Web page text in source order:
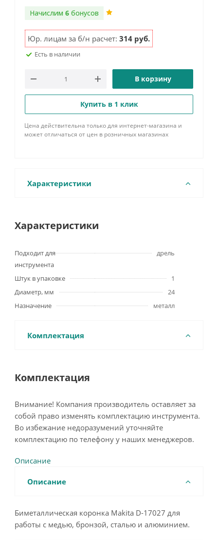
Начислим 6 бонусов
Юр. лицам за б/н расчет: 314 руб.
Есть в наличии
В корзину
Купить в 1 клик
Цена действительна только для интернет-магазина и
может отличаться от цен в розничных магазинах
Характеристики
Характеристики
Подходит для
инструмента
дрель
Штук в упаковке
1
Диаметр, мм
24
Назначение
металл
Комплектация
Комплектация
Внимание! Компания производитель оставляет за
собой право изменять комплектацию инструмента.
Во избежание недоразумений уточняйте
комплектацию по телефону у наших менеджеров.
Описание
Описание
Биметаллическая коронка Makita D-17027 для
работы с медью, бронзой, сталью и алюминием.